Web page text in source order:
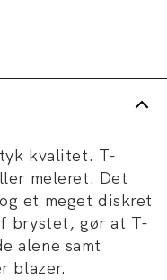
kvalitet. T-
meleret. Det
et meget diskret
brystet, gør at T-
alene samt
blazer.